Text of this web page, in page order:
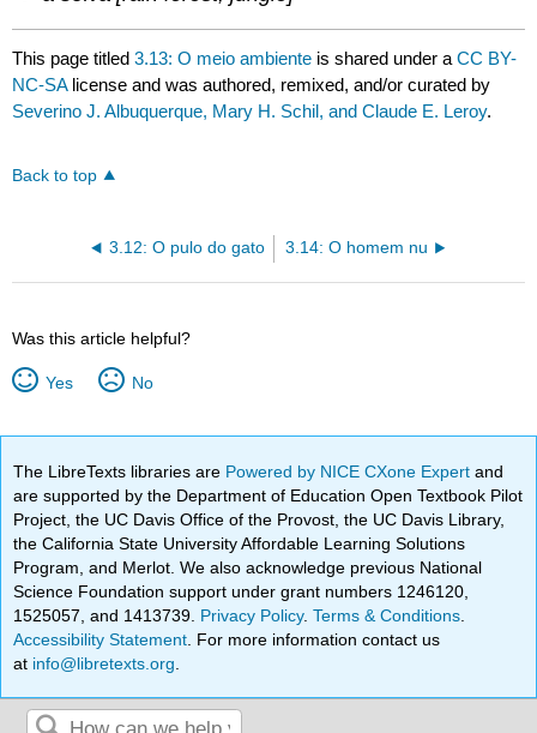
This page titled3.13: O meio ambiente is shared under aCC BY-
NC-SA license and was authored, remixed, and/or curated by
Severino J. Albuquerque, Mary H. Schil, and Claude E. Leroy.
Back to top
3.12: O pulo do gato 3.14: O homem nu
Was this article helpful?
Yes No
The LibreTexts libraries are Powered by NICE CXone Expertand
are supported by the Department of Education Open Textbook Pilot
Project, the UC Davis Office of the Provost, the UC Davis Library,
the California State University Affordable Learning Solutions
Program, and Merlot. We also acknowledge previous National
Science Foundation support under grant numbers 1246120,
1525057, and 1413739. Privacy Policy.Terms & Conditions
Accessibility Statement . For more information contact us
at info@libretexts.org